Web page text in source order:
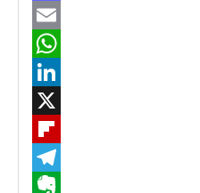
Mastodon
Email
WhatsApp
LinkedIn
Flipboard
Telegram